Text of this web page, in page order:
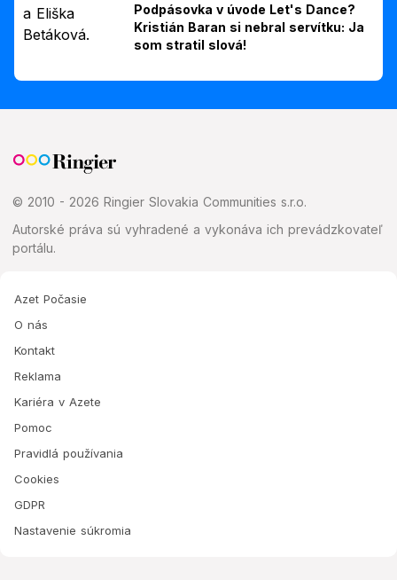
Podpásovka v úvode Let's Dance?
Kristián Baran si nebral servítku: Ja
som stratil slová!
© 2010 - 2026 Ringier Slovakia Communities s.r.o.
Autorské práva sú vyhradené a vykonáva ich prevádzkovateľ
portálu.
Azet Počasie
O nás
Kontakt
Reklama
Kariéra v Azete
Pomoc
Pravidlá používania
Cookies
GDPR
Nastavenie súkromia